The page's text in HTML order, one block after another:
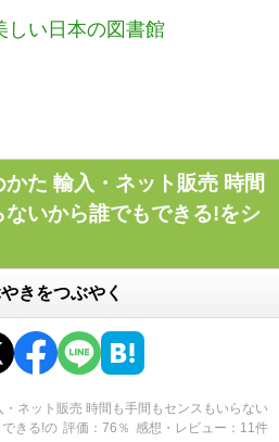
しい日本の図書館
かた 輸入・ネット販売 時間
ないから誰でもできる!をシ
きをつぶやく
・ネット販売 時間も手間もセンスもいらない
きる!の 評価 76 ％ 感想・レビュー 11件